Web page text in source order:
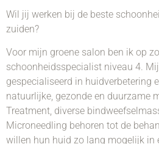
Wil jij werken bij de beste
zuiden?
Voor mijn groene salon ben ik op
schoonheidsspecialist niveau 4.
gespecialiseerd in huidverbetering
natuurlijke, gezonde en duurzame
Treatment, diverse
Microneedling behoren tot de
willen hun huid zo lang mogelijk in